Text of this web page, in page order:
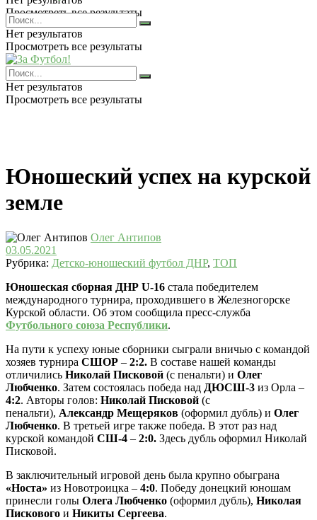
Просмотреть все результаты
Нет результатов
Просмотреть все результаты
Нет результатов
Просмотреть все результаты
Юношеский успех на курской
земле
Олег Антипов
03.05.2021
Рубрика: Детско-юношеский футбол ДНР, ТОП
Юношеская сборная ДНР U-16 стала победителем
международного турнира, проходившего в Железногорске
Курской области. Об этом сообщила пресс-служба
Футбольного союза Республики.
На пути к успеху юные сборники сыграли вничью с командой
хозяев турнира СШОР – 2:2. В составе нашей команды
отличились Николай Писковой (с пенальти) и Олег
Любченко. Затем состоялась победа над ДЮСШ-3 из Орла –
4:2. Авторы голов: Николай Писковой (с
пенальти), Александр Мещеряков (оформил дубль) и Олег
Любченко. В третьей игре также победа. В этот раз над
курской командой СШ-4 – 2:0. Здесь дубль оформил Николай
Писковой.
В заключительный игровой день была крупно обыграна
«Носта» из Новотроицка – 4:0. Победу донецкий юношам
принесли голы Олега Любченко (оформил дубль), Николая
Пискового и Никиты Сергеева.